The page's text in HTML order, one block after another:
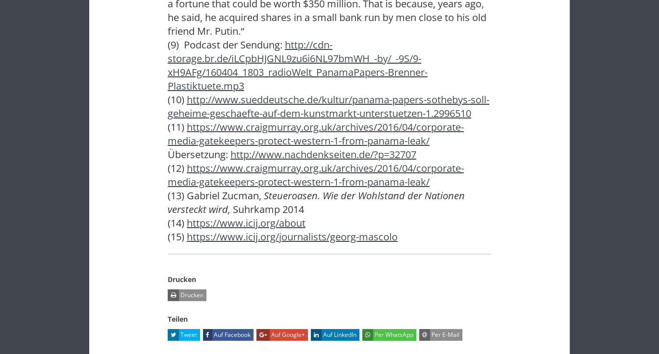
a fortune that could be worth $350 million. That is because, years ago,
he said, he acquired shares in a small bank run by men close to his old
friend Mr. Putin.“
(9) Podcast der Sendung: http://cdn-
storage.br.de/iLCpbHJGNL9zu6i6NL97bmWH_-by/_-9S/9-
xH9AFg/160404_1803_radioWelt_PanamaPapers-Brenner-
Plastiktuete.mp3
(10) http://www.sueddeutsche.de/kultur/panama-papers-sothebys-soll-
geheime-geschaefte-auf-dem-kunstmarkt-unterstuetzen-1.2996510
(11) https://www.craigmurray.org.uk/archives/2016/04/corporate-
media-gatekeepers-protect-western-1-from-panama-leak/
Übersetzung: http://www.nachdenkseiten.de/?p=32707
(12) https://www.craigmurray.org.uk/archives/2016/04/corporate-
media-gatekeepers-protect-western-1-from-panama-leak/
(13) Gabriel Zucman, Steueroasen. Wie der Wohlstand der Nationen
versteckt wird, Suhrkamp 2014
(14) https://www.icij.org/about
(15) https://www.icij.org/journalists/georg-mascolo
Drucken
Drucken
Teilen
Tweet Auf Facebook Auf Google+ Auf LinkedIn Per WhatsApp Per E-Mail